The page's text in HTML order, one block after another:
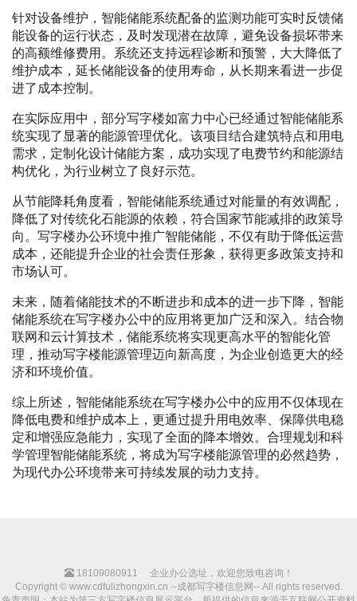
针对设备维护，智能储能系统配备的监测功能可实时反馈储
能设备的运行状态，及时发现潜在故障，避免设备损坏带来
的高额维修费用。系统还支持远程诊断和预警，大大降低了
维护成本，延长储能设备的使用寿命，从长期来看进一步促
进了成本控制。
在实际应用中，部分写字楼如富力中心已经通过智能储能系
统实现了显著的能源管理优化。该项目结合建筑特点和用电
需求，定制化设计储能方案，成功实现了电费节约和能源结
构优化，为行业树立了良好示范。
从节能降耗角度看，智能储能系统通过对能量的有效调配，
降低了对传统化石能源的依赖，符合国家节能减排的政策导
向。写字楼办公环境中推广智能储能，不仅有助于降低运营
成本，还能提升企业的社会责任形象，获得更多政策支持和
市场认可。
未来，随着储能技术的不断进步和成本的进一步下降，智能
储能系统在写字楼办公中的应用将更加广泛和深入。结合物
联网和云计算技术，储能系统将实现更高水平的智能化管
理，推动写字楼能源管理迈向新高度，为企业创造更大的经
济和环境价值。
综上所述，智能储能系统在写字楼办公中的应用不仅体现在
降低电费和维护成本上，更通过提升用电效率、保障供电稳
定和增强应急能力，实现了全面的降本增效。合理规划和科
学管理智能储能系统，将成为写字楼能源管理的必然趋势，
为现代办公环境带来可持续发展的动力支持。
18109080911
企业办公选址，欢迎您致电咨询！
Copyright © www.cdfulizhongxin.cn --成都写字楼信息网-- All rights reserved.